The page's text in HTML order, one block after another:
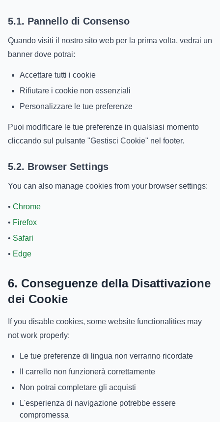
5.1. Pannello di Consenso
Quando visiti il nostro sito web per la prima volta, vedrai un
banner dove potrai:
Accettare tutti i cookie
Rifiutare i cookie non essenziali
Personalizzare le tue preferenze
Puoi modificare le tue preferenze in qualsiasi momento
cliccando sul pulsante "Gestisci Cookie" nel footer.
5.2. Browser Settings
You can also manage cookies from your browser settings:
• Chrome
• Firefox
• Safari
• Edge
6. Conseguenze della Disattivazione
dei Cookie
If you disable cookies, some website functionalities may
not work properly:
Le tue preferenze di lingua non verranno ricordate
Il carrello non funzionerà correttamente
Non potrai completare gli acquisti
L'esperienza di navigazione potrebbe essere
compromessa